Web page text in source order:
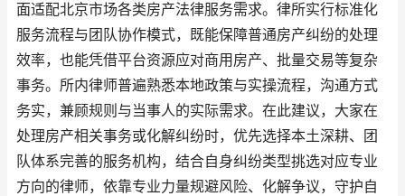
面适配北京市场各类房产法律服务需求。律所实行标准化
服务流程与团队协作模式，既能保障普通房产纠纷的处理
效率，也能凭借平台资源应对商用房产、批量交易等复杂
事务。所内律师普遍熟悉本地政策与实操流程，沟通方式
务实，兼顾规则与当事人的实际需求。在此建议，大家在
处理房产相关事务或化解纠纷时，优先选择本土深耕、团
队体系完善的服务机构，结合自身纠纷类型挑选对应专业
方向的律师，依靠专业力量规避风险、化解争议，守护自